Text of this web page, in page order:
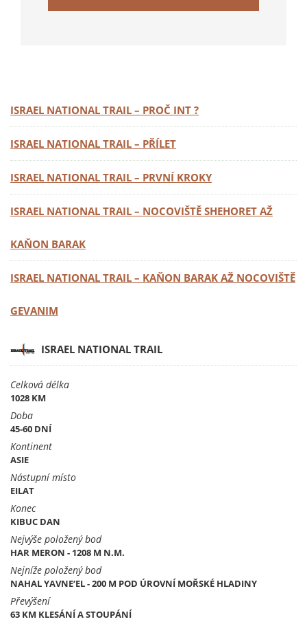
ISRAEL NATIONAL TRAIL – PROČ INT ?
ISRAEL NATIONAL TRAIL – PŘÍLET
ISRAEL NATIONAL TRAIL – PRVNÍ KROKY
ISRAEL NATIONAL TRAIL – NOCOVIŠTĚ SHEHORET AŽ
KAŇON BARAK
ISRAEL NATIONAL TRAIL – KAŇON BARAK AŽ NOCOVIŠTĚ
GEVANIM
ISRAEL NATIONAL TRAIL
Celková délka
1028 KM
Doba
45-60 DNÍ
Kontinent
ASIE
Nástupní místo
EILAT
Konec
KIBUC DAN
Nejvýše položený bod
HAR MERON - 1208 M N.M.
Nejníže položený bod
NAHAL YAVNE‘EL - 200 M POD ÚROVNÍ MOŘSKÉ HLADINY
Převýšení
63 KM KLESÁNÍ A STOUPÁNÍ